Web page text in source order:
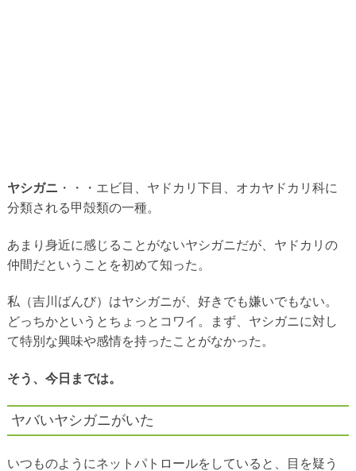
ヤシガニ ・・・エビ目、ヤドカリ下目、オカヤドカリ科に
分類される甲殻類の一種。
あまり身近に感じることがないヤシガニだが、ヤドカリの
仲間だということを初めて知った。
私（吉川ばんび）はヤシガニが、好きでも嫌いでもない。
どっちかというとちょっとコワイ。まず、ヤシガニに対し
て特別な興味や感情を持ったことがなかった。
そう、今日までは。
ヤバいヤシガニがいた
いつものようにネットパトロールをしていると、目を疑う